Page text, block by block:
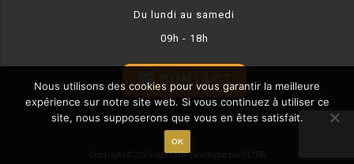
BUFFET CHAUD / FROID
Du lundi au samedi
09h - 18h
email
Copyright © 2026 Sud CHR.Developpé par ELTISS
Nous utilisons des cookies pour vous garantir la meilleure
expérience sur notre site web. Si vous continuez à utiliser ce
site, nous supposerons que vous en êtes satisfait.
OK